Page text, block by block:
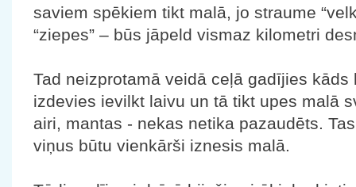
saviem spēkiem tikt malā, jo straume
“ziepes” – būs jāpeld vismaz kilometri
Tad neizprotamā veidā ceļā gadījies
izdevies ievilkt laivu un tā tikt upes malā
airi, mantas - nekas netika pazaudēts.
viņus būtu vienkārši iznesis malā.